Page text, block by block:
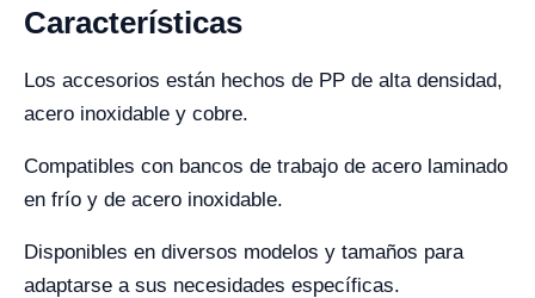
Características
Los accesorios están hechos de PP de alta densidad,
acero inoxidable y cobre.
Compatibles con bancos de trabajo de acero laminado
en frío y de acero inoxidable.
Disponibles en diversos modelos y tamaños para
adaptarse a sus necesidades específicas.